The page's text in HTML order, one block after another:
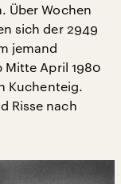
Über Wochen
sich der 2949
jemand
April 1980
Kuchenteig.
Risse nach